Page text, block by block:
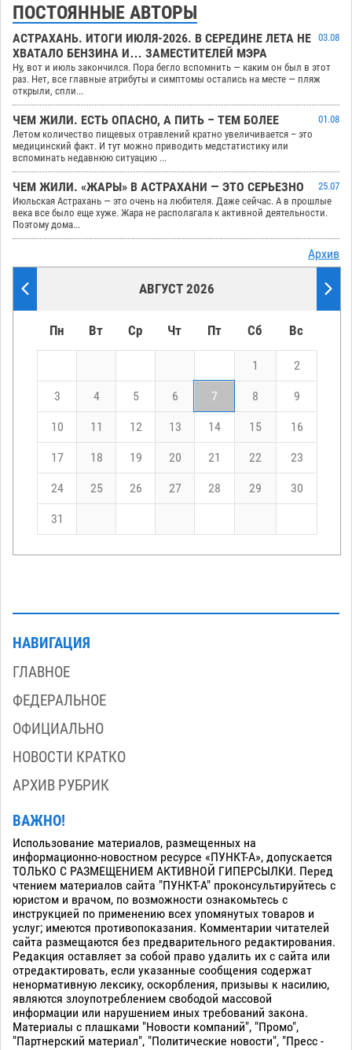
ПОСТОЯННЫЕ АВТОРЫ
АСТРАХАНЬ. ИТОГИ ИЮЛЯ-2026. В СЕРЕДИНЕ ЛЕТА НЕ
ХВАТАЛО БЕНЗИНА И… ЗАМЕСТИТЕЛЕЙ МЭРА
03.08
Ну, вот и июль закончился. Пора бегло вспомнить — каким он был в этот
раз. Нет, все главные атрибуты и симптомы остались на месте — пляж
открыли, спли...
ЧЕМ ЖИЛИ. ЕСТЬ ОПАСНО, А ПИТЬ – ТЕМ БОЛЕЕ
01.08
Летом количество пищевых отравлений кратно увеличивается – это
медицинский факт. И тут можно приводить медстатистику или
вспоминать недавнюю ситуацию ...
ЧЕМ ЖИЛИ. «ЖАРЫ» В АСТРАХАНИ — ЭТО СЕРЬЕЗНО
25.07
Июльская Астрахань — это очень на любителя. Даже сейчас. А в прошлые
века все было еще хуже. Жара не располагала к активной деятельности.
Поэтому дома...
Архив
АВГУСТ 2026
Пн Вт Ср Чт Пт Сб Вс
1 2
3 4 5 6 7 8 9
10 11 12 13 14 15 16
17 18 19 20 21 22 23
24 25 26 27 28 29 30
31
НАВИГАЦИЯ
ГЛАВНОЕ
ФЕДЕРАЛЬНОЕ
ОФИЦИАЛЬНО
НОВОСТИ КРАТКО
АРХИВ РУБРИК
ВАЖНО!
Использование материалов, размещенных на
информационно-новостном ресурсе «ПУНКТ-А», допускается
ТОЛЬКО С РАЗМЕЩЕНИЕМ АКТИВНОЙ ГИПЕРСЫЛКИ. Перед
чтением материалов сайта "ПУНКТ-А" проконсультируйтесь с
юристом и врачом, по возможности ознакомьтесь с
инструкцией по применению всех упомянутых товаров и
услуг; имеются противопоказания. Комментарии читателей
сайта размещаются без предварительного редактирования.
Редакция оставляет за собой право удалить их с сайта или
отредактировать, если указанные сообщения содержат
ненормативную лексику, оскорбления, призывы к насилию,
являются злоупотреблением свободой массовой
информации или нарушением иных требований закона.
Материалы с плашками "Новости компаний", "Промо",
"Партнерский материал", "Политические новости", "Пресс -